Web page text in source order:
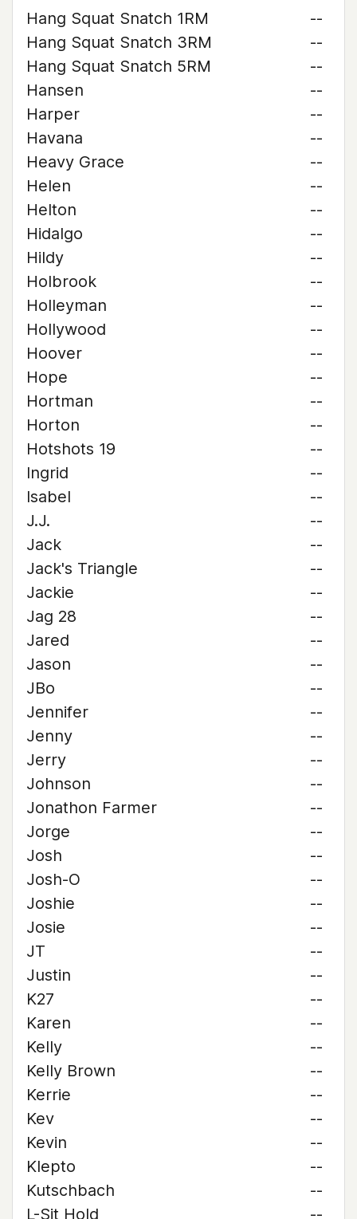
Hang Squat Snatch 1RM
--
Hang Squat Snatch 3RM
--
Hang Squat Snatch 5RM
--
Hansen
--
Harper
--
Havana
--
Heavy Grace
--
Helen
--
Helton
--
Hidalgo
--
Hildy
--
Holbrook
--
Holleyman
--
Hollywood
--
Hoover
--
Hope
--
Hortman
--
Horton
--
Hotshots 19
--
Ingrid
--
Isabel
--
J.J.
--
Jack
--
Jack's Triangle
--
Jackie
--
Jag 28
--
Jared
--
Jason
--
JBo
--
Jennifer
--
Jenny
--
Jerry
--
Johnson
--
Jonathon Farmer
--
Jorge
--
Josh
--
Josh-O
--
Joshie
--
Josie
--
JT
--
Justin
--
K27
--
Karen
--
Kelly
--
Kelly Brown
--
Kerrie
--
Kev
--
Kevin
--
Klepto
--
Kutschbach
--
L-Sit Hold
--